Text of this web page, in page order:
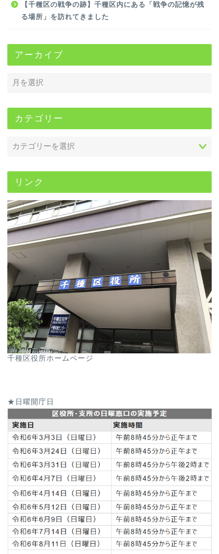
【千種区の戦争の跡】千種区内にある「戦争の記憶が残
る場所」を訪れてきました
アーカイブ
カテゴリー
リンク
千種区役所ホームページ
★日曜開庁日